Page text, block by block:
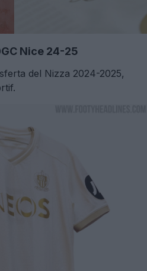
Nice 24-25
del Nizza 2024-2025,